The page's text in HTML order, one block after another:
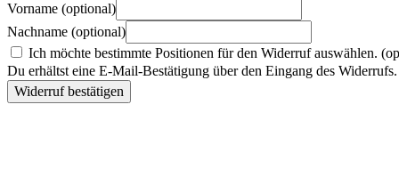
Vorname (optional)
Nachname (optional)
Ich möchte bestimmte Positionen für den Widerruf auswählen.
Du erhältst eine E-Mail-Bestätigung über den Eingang des
Widerruf bestätigen